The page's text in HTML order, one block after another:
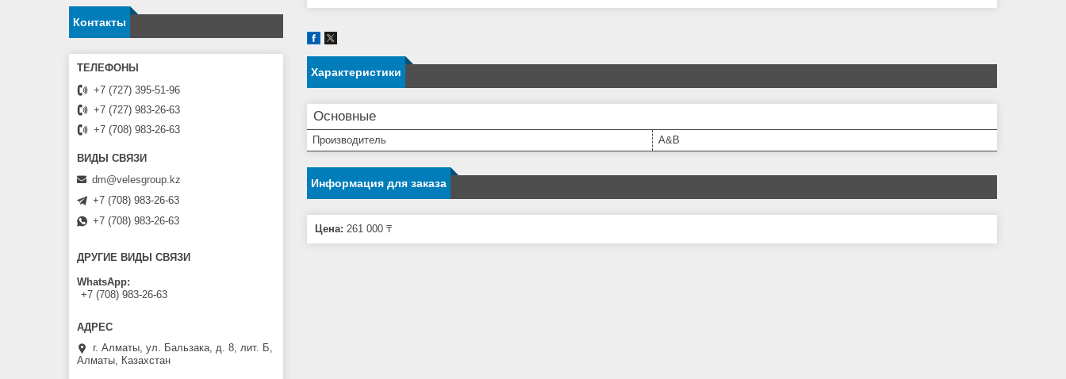
Характеристики
Основные
Производитель A&B
Информация для заказа
Цена: 261 000 ₸
Контакты
+7 (727) 395-51-96
+7 (727) 983-26-63
+7 (708) 983-26-63
dm@velesgroup.kz
+7 (708) 983-26-63
+7 (708) 983-26-63
ДРУГИЕ ВИДЫ СВЯЗИ
WhatsApp
+7 (708) 983-26-63
г. Алматы, ул. Бальзака, д. 8, лит. Б,
Алматы, Казахстан